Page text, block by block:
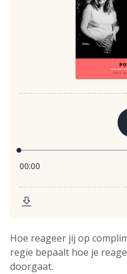
Hoe reageer jij op
regie bepaalt hoe je
doorgaat.